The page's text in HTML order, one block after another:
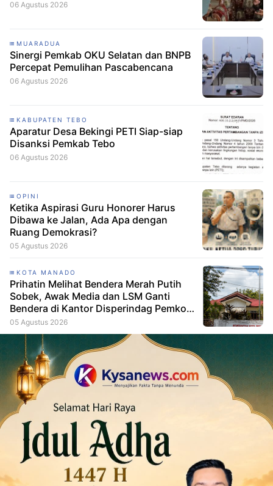
06 Agustus 2026
MUARADUA
Sinergi Pemkab OKU Selatan dan BNPB
Percepat Pemulihan Pascabencana
06 Agustus 2026
KABUPATEN TEBO
Aparatur Desa Bekingi PETI Siap-siap
Disanksi Pemkab Tebo
06 Agustus 2026
OPINI
Ketika Aspirasi Guru Honorer Harus
Dibawa ke Jalan, Ada Apa dengan
Ruang Demokrasi?
05 Agustus 2026
KOTA MANADO
Prihatin Melihat Bendera Merah Putih
Sobek, Awak Media dan LSM Ganti
Bendera di Kantor Disperindag Pemkot
Manado
05 Agustus 2026